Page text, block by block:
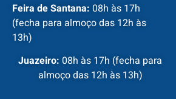
Feira de Santana: 08h às 17h
(fecha para almoço das 12h às
13h)
Juazeiro: 08h às 17h (fecha para
almoço das 12h às 13h)